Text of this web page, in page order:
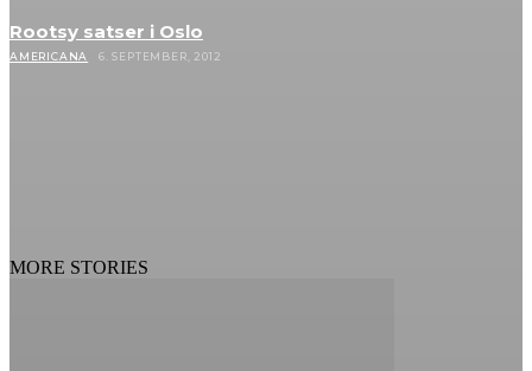
Rootsy satser i Oslo
AMERICANA 6. SEPTEMBER, 2012
MORE STORIES